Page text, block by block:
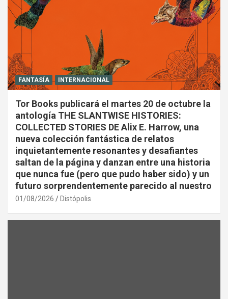
FANTASÍA INTERNACIONAL
Tor Books publicará el martes 20 de octubre la
antología THE SLANTWISE HISTORIES:
COLLECTED STORIES DE Alix E. Harrow, una
nueva colección fantástica de relatos
inquietantemente resonantes y desafiantes
saltan de la página y danzan entre una historia
que nunca fue (pero que pudo haber sido) y un
futuro sorprendentemente parecido al nuestro
01/08/2026 Distópolis